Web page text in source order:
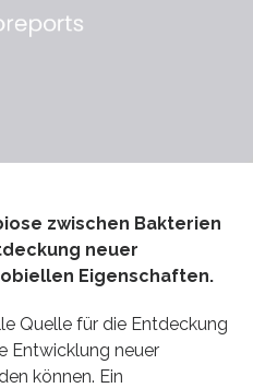
zwischen Bakterien
neuer
Eigenschaften.
Quelle für die Entdeckung
Entwicklung neuer
können. Ein